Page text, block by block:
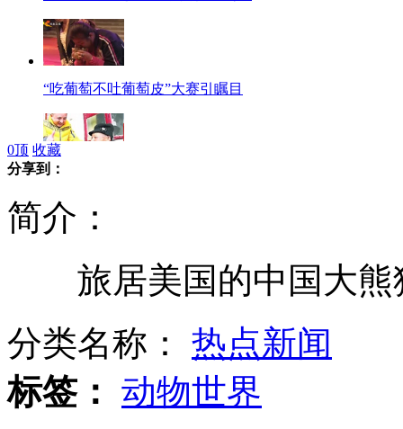
“吃葡萄不吐葡萄皮”大赛引瞩目
西安举牌哥受网友称赞
0顶 收藏
分享到：
简介：
旅居美国的中国大熊
分类名称： 热点新闻
标签： 动物世界